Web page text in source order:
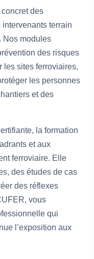
des
terrain
Nos modules
des risques
les sites ferroviaires,
les personnes
et des
la formation
et aux
ferroviaire. Elle
des études de cas
des réflexes
vous
qui
l’exposition aux